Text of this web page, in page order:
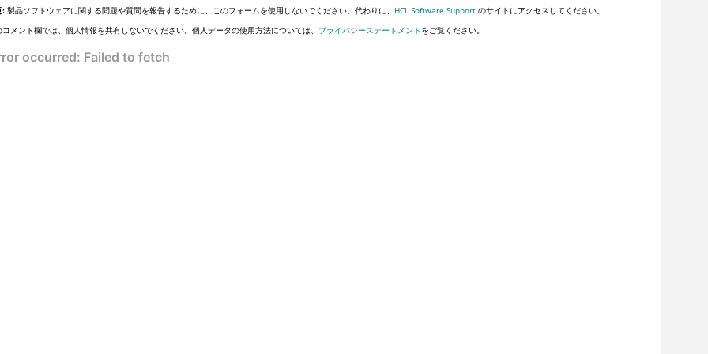
: 製品ソフトウェアに関する問題や質問を報告するために、このフォームを使用しないでください。代わりに、 HCL Software Support のサイトにアクセスしてください。
コメント欄では、個人情報を共有しないでください。個人データの使用方法については、 プライバシーステートメント をご覧ください。